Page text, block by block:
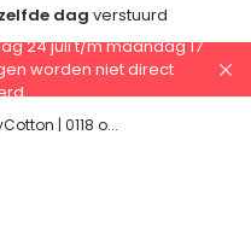
dag verstuurd
24 juli t/m maandag 17
worden niet direct
| 0118 o...